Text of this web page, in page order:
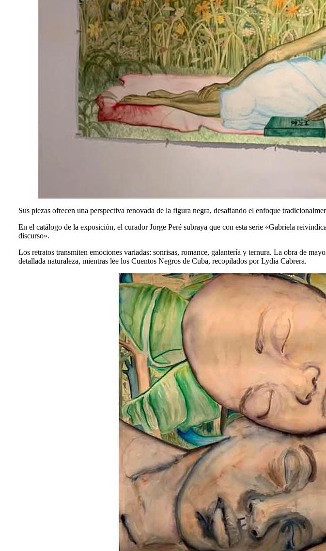
Sus piezas ofrecen una perspectiva renovada de la figura negra, desafiando el enfoque
En el catálogo de la exposición, el curador Jorge Peré subraya que con esta serie «Gabriela
discurso».
Los retratos transmiten emociones variadas: sonrisas, romance, galantería y ternura. La obra de
detallada naturaleza, mientras lee los Cuentos Negros de Cuba, recopilados por Lydia Cabrera.